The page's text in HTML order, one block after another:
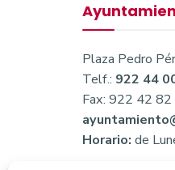
Plaza Pedro
Telf.: 922 44
Fax: 922 42
Horario: de